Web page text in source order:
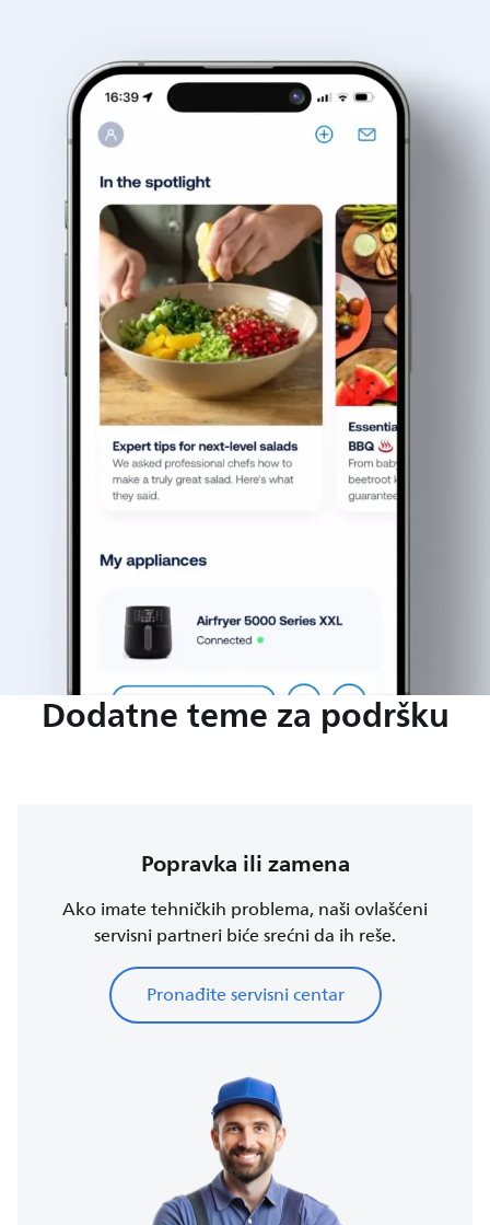
Dodatne teme za podršku
Popravka ili zamena
Ako imate tehničkih problema, naši ovlašćeni
servisni partneri biće srećni da ih reše.
Pronađite servisni centar